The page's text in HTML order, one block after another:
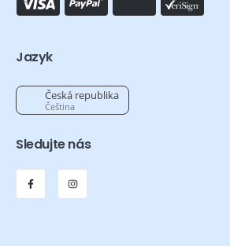
Jazyk
Česká republika
Čeština
Sledujte nás